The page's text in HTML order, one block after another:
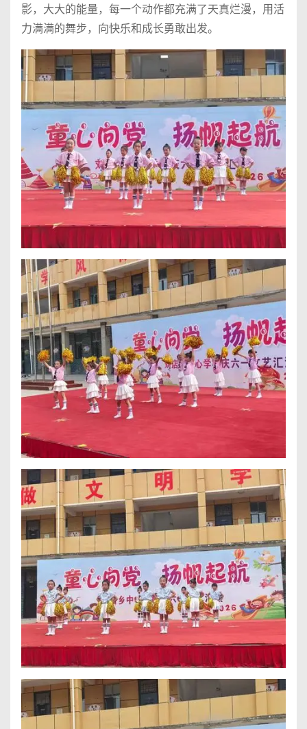
影，大大的能量，每一个动作都充满了天真烂漫，用活
力满满的舞步，向快乐和成长勇敢出发。